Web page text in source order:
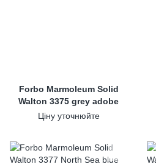
Forbo Marmoleum Solid
Walton 3375 grey adobe
Ціну уточнюйте